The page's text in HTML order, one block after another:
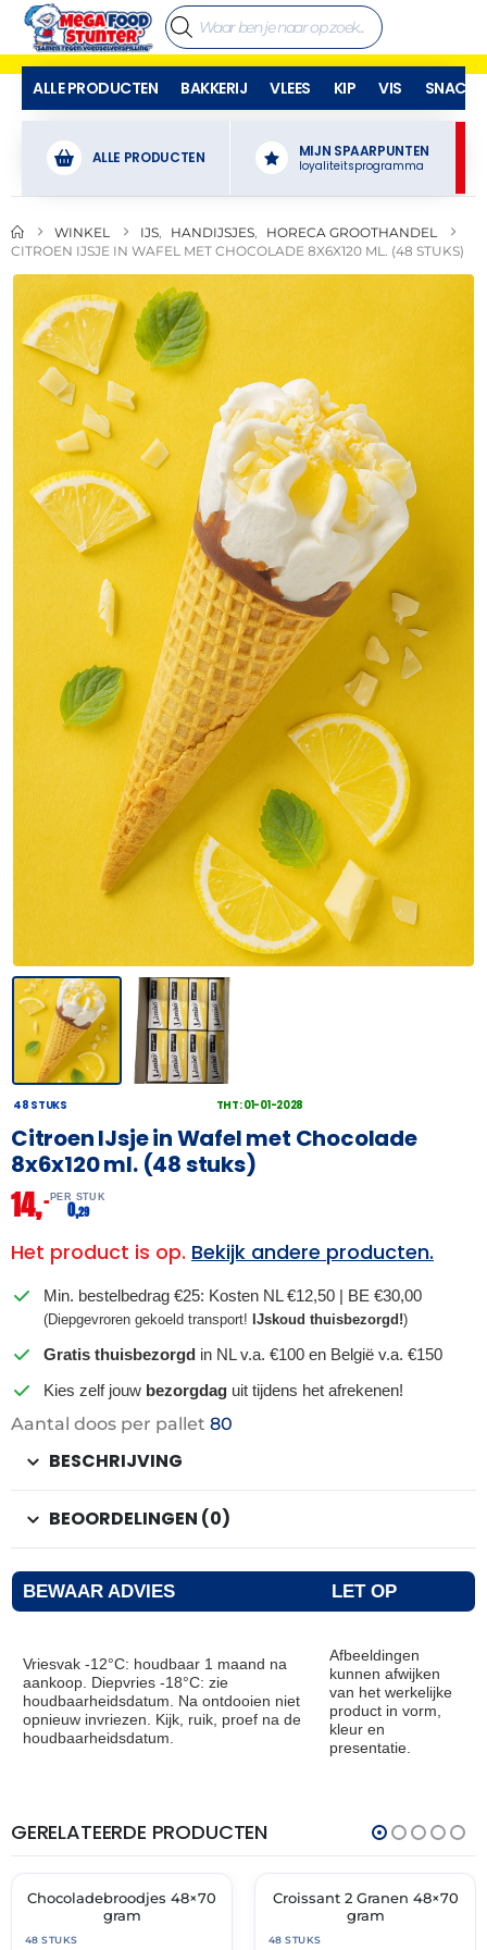
ALLE PRODUCTEN BAKKERIJ VLEES KIP VIS SNACKS
ALLE PRODUCTEN MIJN SPAARPUNTEN
loyaliteitsprogramma
WINKEL IJS HANDIJSJES
HORECA GROOTHANDEL
CITROEN IJSJE IN WAFEL MET CHOCOLADE 8X6X120 ML. (48 STUKS)
48 STUKS THT: 01-01-2028
Citroen IJsje in Wafel met Chocolade
8x6x120 ml. (48 stuks)
14,– PER STUK
0,29
Het product is op. Bekijk andere producten.
Min. bestelbedrag €25: Kosten NL €12,50 | BE €30,00
(Diepgevroren gekoeld transport! IJskoud thuisbezorgd!)
Gratis thuisbezorgd in NL v.a. €100 en België v.a. €150
Kies zelf jouw bezorgdag uit tijdens het afrekenen!
Aantal doos per pallet 80
BESCHRIJVING
BEOORDELINGEN (0)
BEWAAR ADVIES LET OP
Vriesvak -12°C: houdbaar 1 maand na
aankoop. Diepvries -18°C: zie
houdbaarheidsdatum. Na ontdooien niet
opnieuw invriezen. Kijk, ruik, proef na de
houdbaarheidsdatum.
Afbeeldingen
kunnen afwijken
van het werkelijke
product in vorm,
kleur en
presentatie.
GERELATEERDE PRODUCTEN
🔥 OP=OP
THT:
31-
Chocoladebroodjes 48×70
gram
48 STUKS
🔥 OP=OP
Croissant 2 Granen 48×70
gram
48 STUKS